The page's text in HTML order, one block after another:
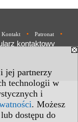
jej partnerzy
technologii w
i
. Możesz
dostępu do
Kontakt • Patronat •
kontaktowy